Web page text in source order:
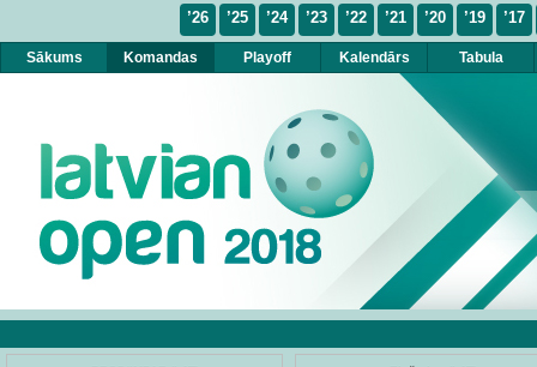
’17
’19
’20
’21
’22
’23
’24
’25
’26
Sākums Komandas Playoff Kalendārs Tabula